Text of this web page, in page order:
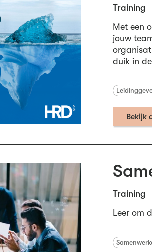
Training
Met een
jouw
duik in
Bekijk
Training
Leer om